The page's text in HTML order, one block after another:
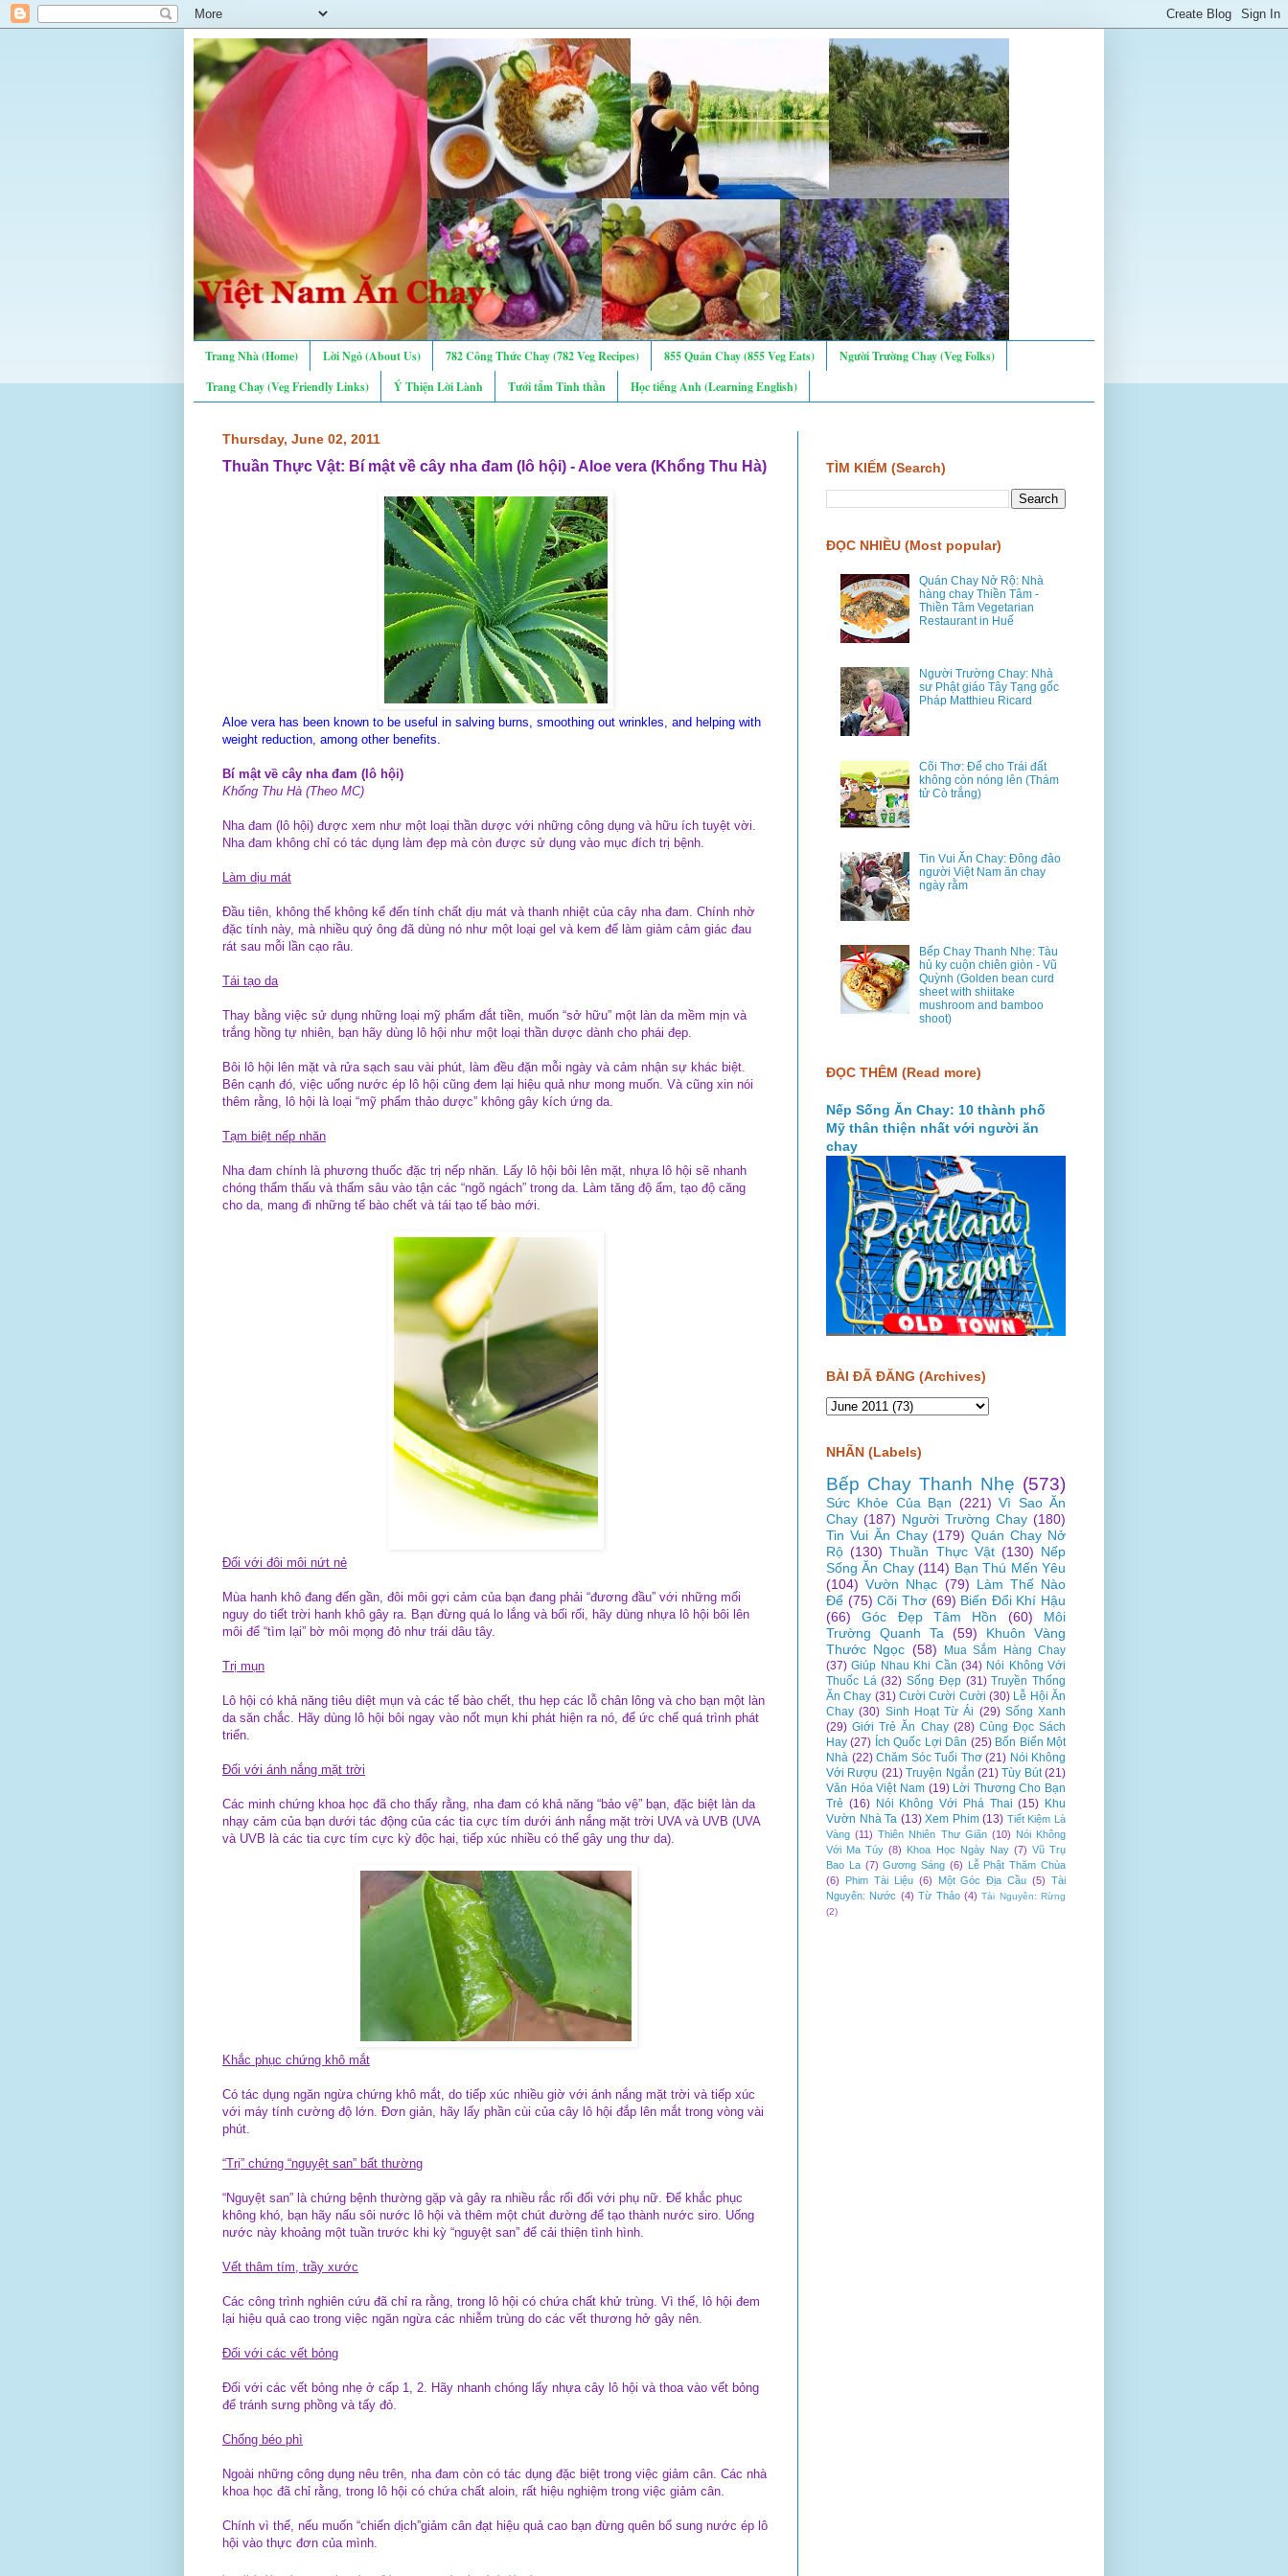
Trang Nhà (Home) Lời Ngỏ (About Us) 782 Công Thức Chay (782 Veg Recipes) 855 Quán Chay (855 Veg Eats)
Người Trường Chay (Veg Folks)
Trang Chay (Veg Friendly Links)
Ý Thiện Lời Lành Tưới tẩm Tinh thần Học tiếng Anh (Learning English)
Thursday, June 02, 2011
Thuần Thực Vật: Bí mật về cây nha đam (lô hội) - Aloe vera (Khổng Thu Hà)
Aloe vera has been known to be useful in salving burns, smoothing out wrinkles, and helping with
weight reduction, among other benefits.
Bí mật về cây nha đam (lô hội)
Khổng Thu Hà (Theo MC)
Nha đam (lô hội) được xem như một loại thần dược với những công dụng và hữu ích tuyệt vời.
Nha đam không chỉ có tác dụng làm đẹp mà còn được sử dụng vào mục đích trị bệnh.
Làm dịu mát
Đầu tiên, không thể không kể đến tính chất dịu mát và thanh nhiệt của cây nha đam. Chính nhờ
đặc tính này, mà nhiều quý ông đã dùng nó như một loại gel và kem để làm giảm cảm giác đau
rát sau mỗi lần cạo râu.
Tái tạo da
Thay bằng việc sử dụng những loại mỹ phẩm đắt tiền, muốn “sở hữu” một làn da mềm mịn và
trắng hồng tự nhiên, bạn hãy dùng lô hội như một loại thần dược dành cho phái đẹp.
Bôi lô hội lên mặt và rửa sạch sau vài phút, làm đều đặn mỗi ngày và cảm nhận sự khác biệt.
Bên cạnh đó, việc uống nước ép lô hội cũng đem lại hiệu quả như mong muốn. Và cũng xin nói
thêm rằng, lô hội là loại “mỹ phẩm thảo dược” không gây kích ứng da.
Tạm biệt nếp nhăn
Nha đam chính là phương thuốc đặc trị nếp nhăn. Lấy lô hội bôi lên mặt, nhựa lô hội sẽ nhanh
chóng thẩm thấu và thấm sâu vào tận các “ngõ ngách” trong da. Làm tăng độ ẩm, tạo độ căng
cho da, mang đi những tế bào chết và tái tạo tế bào mới.
Đối với đôi môi nứt nẻ
Mùa hanh khô đang đến gần, đôi môi gợi cảm của bạn đang phải “đương đầu” với những mối
nguy do tiết trời hanh khô gây ra. Bạn đừng quá lo lắng và bối rối, hãy dùng nhựa lô hội bôi lên
môi để “tìm lại” bờ môi mọng đỏ như trái dâu tây.
Trị mụn
Lô hội có khả năng tiêu diệt mụn và các tế bào chết, thu hẹp các lỗ chân lông và cho bạn một làn
da săn chắc. Hãy dùng lô hội bôi ngay vào nốt mụn khi phát hiện ra nó, để ức chế quá trình phát
triển.
Đối với ánh nắng mặt trời
Các minh chứng khoa học đã cho thấy rằng, nha đam có khả năng “bảo vệ” bạn, đặc biệt làn da
nhạy cảm của bạn dưới tác động của các tia cực tím dưới ánh nắng mặt trời UVA và UVB (UVA
và UVB là các tia cực tím cực kỳ độc hại, tiếp xúc nhiều có thể gây ung thư da).
Khắc phục chứng khô mắt
Có tác dụng ngăn ngừa chứng khô mắt, do tiếp xúc nhiều giờ với ánh nắng mặt trời và tiếp xúc
với máy tính cường độ lớn. Đơn giản, hãy lấy phần cùi của cây lô hội đắp lên mắt trong vòng vài
phút.
“Trị” chứng “nguyệt san” bất thường
“Nguyệt san” là chứng bệnh thường gặp và gây ra nhiều rắc rối đối với phụ nữ. Để khắc phục
không khó, bạn hãy nấu sôi nước lô hội và thêm một chút đường để tạo thành nước siro. Uống
nước này khoảng một tuần trước khi kỳ “nguyệt san” để cải thiện tình hình.
Vết thâm tím, trầy xước
Các công trình nghiên cứu đã chỉ ra rằng, trong lô hội có chứa chất khử trùng. Vì thế, lô hội đem
lại hiệu quả cao trong việc ngăn ngừa các nhiễm trùng do các vết thương hở gây nên.
Đối với các vết bỏng
Đối với các vết bỏng nhẹ ở cấp 1, 2. Hãy nhanh chóng lấy nhựa cây lô hội và thoa vào vết bỏng
để tránh sưng phồng và tấy đỏ.
Chống béo phì
Ngoài những công dụng nêu trên, nha đam còn có tác dụng đặc biệt trong việc giảm cân. Các nhà
khoa học đã chỉ rằng, trong lô hội có chứa chất aloin, rất hiệu nghiệm trong việc giảm cân.
Chính vì thế, nếu muốn “chiến dịch”giảm cân đạt hiệu quả cao bạn đừng quên bổ sung nước ép lô
hội vào thực đơn của mình.
TÌM KIẾM (Search)
ĐỌC NHIỀU (Most popular)
Quán Chay Nở Rộ: Nhà
hàng chay Thiền Tâm -
Thiền Tâm Vegetarian
Restaurant in Huế
Người Trường Chay: Nhà
sư Phật giáo Tây Tạng gốc
Pháp Matthieu Ricard
Cõi Thơ: Để cho Trái đất
không còn nóng lên (Thám
tử Cò trắng)
Tin Vui Ăn Chay: Đông đảo
người Việt Nam ăn chay
ngày rằm
Bếp Chay Thanh Nhẹ: Tàu
hủ ky cuộn chiên giòn - Vũ
Quỳnh (Golden bean curd
sheet with shiitake
mushroom and bamboo
shoot)
ĐỌC THÊM (Read more)
Nếp Sống Ăn Chay: 10 thành phố
Mỹ thân thiện nhất với người ăn
chay
BÀI ĐÃ ĐĂNG (Archives)
NHÃN (Labels)
Bếp Chay Thanh Nhẹ (573)
Sức Khỏe Của Bạn (221) Vì Sao Ăn
Chay (187) Người Trường Chay (180)
Tin Vui Ăn Chay (179) Quán Chay Nở
Rộ (130) Thuần Thực Vật (130) Nếp
Sống Ăn Chay (114) Bạn Thú Mến Yêu
(104) Vườn Nhạc (79) Làm Thế Nào
Để (75) Cõi Thơ (69) Biến Đổi Khí Hậu
(66)
Góc Đẹp Tâm Hồn (60)
Môi
Trường Quanh Ta
(59)
Khuôn Vàng
Thước Ngọc (58)
Mua Sắm Hàng Chay
(37) Giúp Nhau Khi Cần (34) Nói Không Với
Thuốc Lá (32) Sống Đẹp (31) Truyền Thống
Ăn Chay (31) Cười Cười Cười (30) Lễ Hội Ăn
Chay (30) Sinh Hoạt Từ Ái (29) Sống Xanh
(29) Giới Trẻ Ăn Chay (28) Cùng Đọc Sách
Hay (27) Ích Quốc Lợi Dân (25) Bốn Biển Một
Nhà (22) Chăm Sóc Tuổi Thơ (21) Nói Không
Với Rượu (21) Truyện Ngắn (21) Tùy Bút (21)
Văn Hóa Việt Nam (19) Lời Thương Cho Bạn
Trẻ (16) Nói Không Với Phá Thai (15) Khu
Vườn Nhà Ta (13) Xem Phim (13) Tiết Kiệm Là
Vàng (11) Thiên Nhiên Thư Giãn (10) Nói Không
Với Ma Túy (8) Khoa Học Ngày Nay (7) Vũ Trụ
Bao La (7) Gương Sáng (6) Lễ Phật Thăm Chùa
(6)
Phim Tài Liệu (6) Một Góc Địa Cầu (5) Tài
Nguyên: Nước (4) Từ Thảo (4) Tài Nguyên: Rừng
(2)